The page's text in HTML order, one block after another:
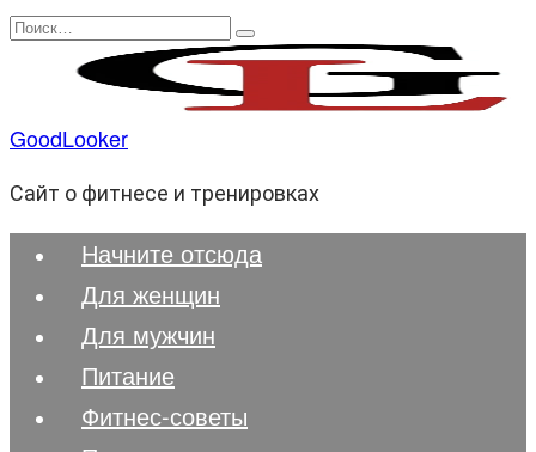
Перейти
содержанию
Search
GoodLooker
Сайт о фитнесе и тренировках
Начните отсюда
Для женщин
Для мужчин
Питание
Фитнес-советы